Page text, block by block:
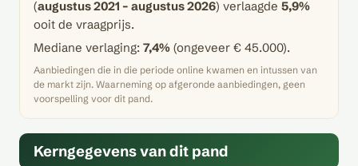
(augustus 2021 – augustus 2026) verlaagde 5,9%
ooit de vraagprijs.
Mediane verlaging: 7,4% (ongeveer € 45.000).
Aanbiedingen die in die periode online kwamen en intussen van
de markt zijn. Waarneming op afgeronde aanbiedingen, geen
voorspelling voor dit pand.
Kerngegevens van dit pand